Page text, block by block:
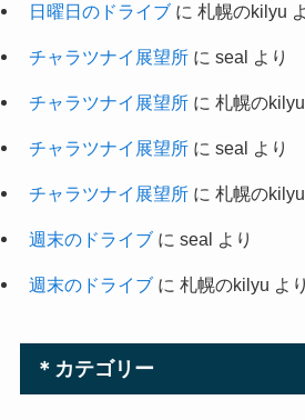
日曜日のドライブに 札幌のkilyu
チャラツナイ展望所に seal より
チャラツナイ展望所に 札幌のkilyu
チャラツナイ展望所に seal より
チャラツナイ展望所に 札幌のkilyu
週末のドライブに seal より
週末のドライブに 札幌のkilyu より
＊カテゴリー